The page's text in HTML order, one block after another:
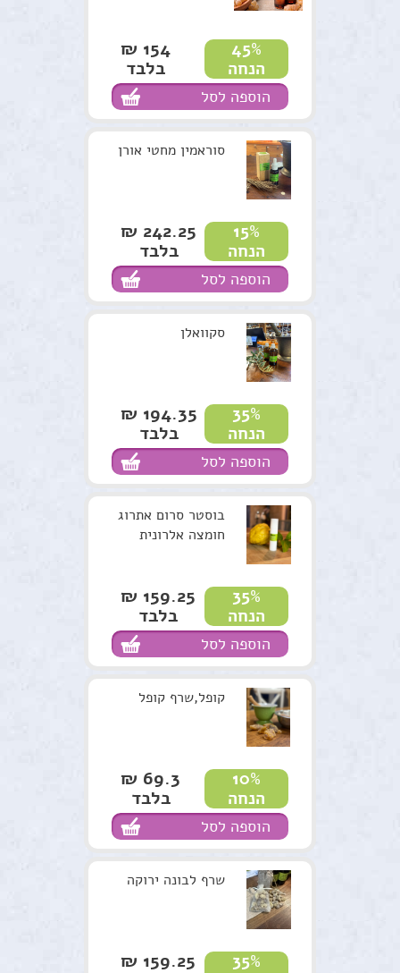
45%
הנחה
154 ₪
בלבד
הוספה לסל
סוראמין מחטי אורן
15%
הנחה
242.25 ₪
בלבד
הוספה לסל
סקוואלן
35%
הנחה
194.35 ₪
בלבד
הוספה לסל
בוסטר סרום אתרוג
חומצה אלרונית
35%
הנחה
159.25 ₪
בלבד
הוספה לסל
קופל,שרף קופל
10%
הנחה
69.3 ₪
בלבד
הוספה לסל
שרף לבונה ירוקה
35%
159.25 ₪